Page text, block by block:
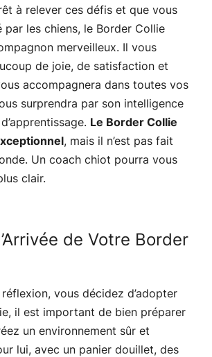
à relever ces défis et que vous
par les chiens, le Border Collie
merveilleux. Il vous
de joie, de satisfaction et
accompagnera dans toutes vos
surprendra par son intelligence
Le Border Collie
, mais il n’est pas fait
Un coach chiot pourra vous
clair.
de Votre Border
vous décidez d’adopter
il est important de bien préparer
un environnement sûr et
lui, avec un panier douillet, des